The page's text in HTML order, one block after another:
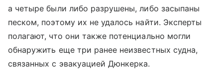
а четыре были либо разрушены, либо засыпаны
песком, поэтому их не удалось найти. Эксперты
полагают, что они также потенциально могли
обнаружить еще три ранее неизвестных судна,
связанных с эвакуацией Дюнкерка.